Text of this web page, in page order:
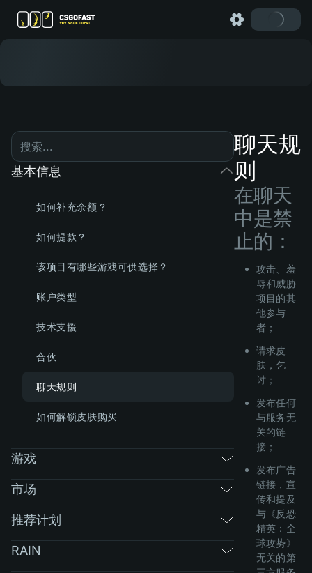
基本信息
如何补充余额？
如何提款？
该项目有哪些游戏可供选择？
账户类型
技术支援
合伙
聊天规则
如何解锁皮肤购买
游戏
市场
推荐计划
RAIN
聊天规
则
在聊天
中是禁
止的：
攻击、羞
辱和威胁
项目的其
他参与
者；
请求皮
肤，乞
讨；
发布任何
与服务无
关的链
接；
发布广告
链接，宣
传和提及
与《反恐
精英：全
球攻势》
无关的第